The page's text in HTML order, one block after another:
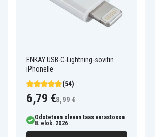
ENKAY USB-C-Lightning-sovitin
iPhonelle
(54)
6,79 €8,99 €
Odotetaan olevan taas varastossa
8. elok. 2026